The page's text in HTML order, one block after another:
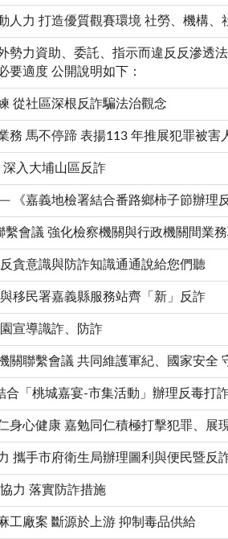
人力 打造優質觀賽環境 社勞、機構、
勢力資助、委託、指示而違反反滲透
要適度 公開說明如下：
從社區深根反詐騙法治觀念
務 馬不停蹄 表揚113 年推展犯罪被害
入大埔山區反詐
《嘉義地檢署結合番路鄉柿子節辦理
會議 強化檢察機關與行政機關間業
貪意識與防詐知識通通說給您們聽
移民署嘉義縣服務站齊「新」反詐
宣導識詐、防詐
關聯繫會議 共同維護軍紀、國家安全
合「桃城嘉宴-市集活動」辦理反毒打
身心健康 嘉勉同仁積極打擊犯罪、展
攜手市府衛生局辦理圖利與便民暨反
力 落實防詐措施
工廠案 斷源於上游 抑制毒品供給